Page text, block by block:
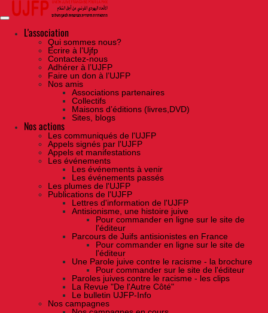
Skip
the
contentL'association
Qui sommes nous?
Ecrire à l’Ujfp
Contactez-nous
Adhérer à l’UJFP
Faire un don à l’UJFP
Nos amis
Associations partenaires
Collectifs
Maisons d’éditions (livres,DVD)
Sites, blogs
Nos actions
Les communiqués de l'UJFP
Appels signés par l'UJFP
Appels et manifestations
Les événements
Les événements à venir
Les événements passés
Les plumes de l'UJFP
Publications de l'UJFP
Lettres d'information de l'UJFP
Antisionisme, une histoire juive
Pour commander en ligne sur le site de
l'éditeur
Parcours de Juifs antisionistes en France
Pour commander en ligne sur le site de
l'éditeur
Une Parole juive contre le racisme - la brochure
Pour commander sur le site de l'éditeur
Paroles juives contre le racisme - les clips
La Revue "De l'Autre Côté"
Le bulletin UJFP-Info
Nos campagnes